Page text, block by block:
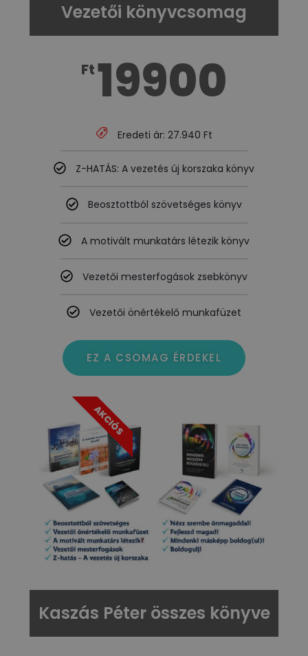
Vezetői könyvcsomag
Ft19900
Eredeti ár: 27.940 Ft
Z-HATÁS: A vezetés új korszaka könyv
Beosztottból szövetséges könyv
A motivált munkatárs létezik könyv
Vezetői mesterfogások zsebkönyv
Vezetői önértékelő munkafüzet
EZ A CSOMAG ÉRDEKEL
AKCIÓS
Kaszás Péter összes könyve